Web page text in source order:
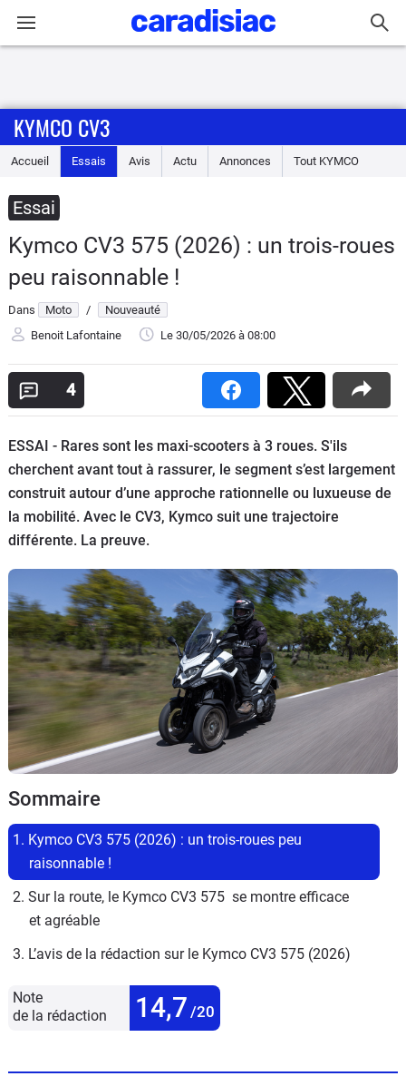
Accueil
Essais
Equipement
Avis
Forum
Scooters
125
Marques
Services
Auto
KYMCO CV3
Accueil Essais Avis Actu Annonces Tout KYMCO
Essai
Kymco CV3 575 (2026) : un trois-roues
peu raisonnable !
Dans Moto /
Nouveauté
Benoit Lafontaine
Le 30/05/2026 à 08:00
4
ESSAI - Rares sont les maxi-scooters à 3 roues. S'ils
cherchent avant tout à rassurer, le segment s’est largement
construit autour d’une approche rationnelle ou luxueuse de
la mobilité. Avec le CV3, Kymco suit une trajectoire
différente. La preuve.
Sommaire
1. Kymco CV3 575 (2026) : un trois-roues peu
raisonnable !
2. Sur la route, le Kymco CV3 575  se montre efficace
et agréable
3. L’avis de la rédaction sur le Kymco CV3 575 (2026)
Note
de la rédaction
14,7 /20